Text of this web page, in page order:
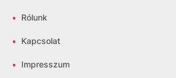
• Rólunk
• Kapcsolat
• Impresszum